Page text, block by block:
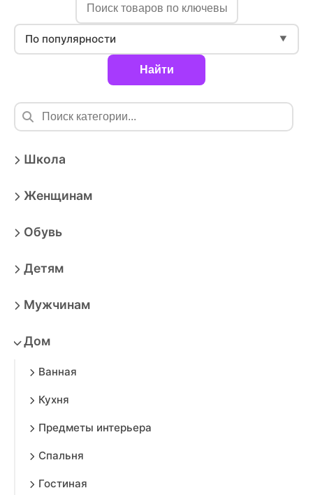
По популярности ▼
Найти
Школа
Женщинам
Обувь
Детям
Мужчинам
Дом
Ванная
Кухня
Предметы интерьера
Спальня
Гостиная